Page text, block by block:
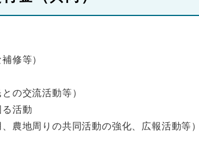
修等）
の交流活動等）
活動
、農地周りの共同活動の強化、広報活動等）